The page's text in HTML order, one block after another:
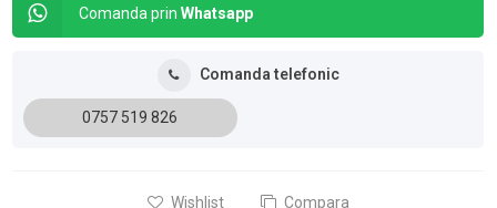
Comanda prinWhatsapp
Comanda telefonic
0757 519 826
Wishlist Compara